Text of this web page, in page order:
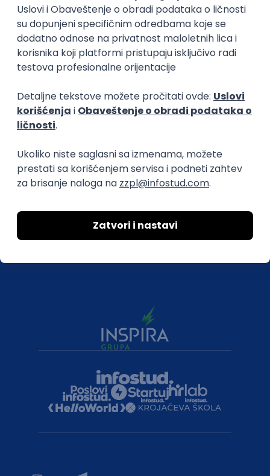
Okupljamo IT zajednicu, podižemo
transparentnost domaćeg IT tržišta rada i
efikasno spajamo kandidate i poslodavce.
Politika privatnosti
Uklonjeni profili poslodavaca
Za medije
Druželjubivi smo!